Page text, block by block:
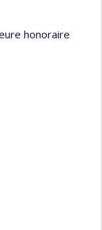
honoraire